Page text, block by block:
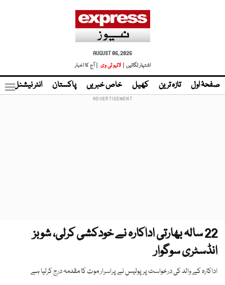
AUGUST 06, 2026
اشتہار لگائیں |
لائیو ٹی وی | آج کا اخبار
صفحۂ اول تازہ ترین کھیل خاص خبریں پاکستان انٹر نیشنل
22 سالہ بھارتی اداکارہ نے خودکشی کرلی، شوبز
انڈسٹری سوگوار
اداکارہ کے والد کی درخواست پر پولیس نے پراسرار موت کا مقدمہ درج کرلیا ہے